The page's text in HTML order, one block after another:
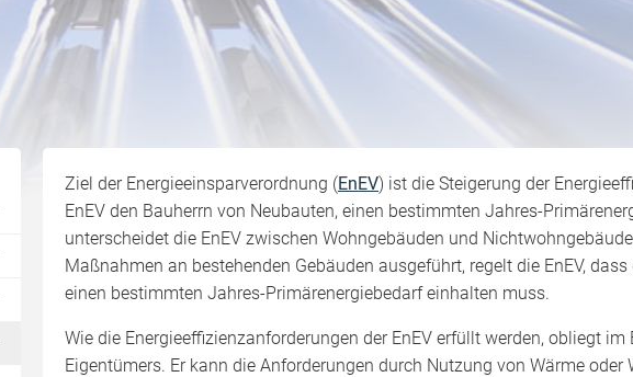
Ziel der Energieeinsparverordnung (EnEV) ist die Steigerung der
EnEV den Bauherrn von Neubauten, einen bestimmten Jahres-
unterscheidet die EnEV zwischen Wohngebäuden und
Maßnahmen an bestehenden Gebäuden ausgeführt, regelt die EnEV,
einen bestimmten Jahres-Primärenergiebedarf einhalten muss.
Wie die Energieeffizienzanforderungen der EnEV erfüllt werden, obliegt
Eigentümers. Er kann die Anforderungen durch Nutzung von Wärme oder